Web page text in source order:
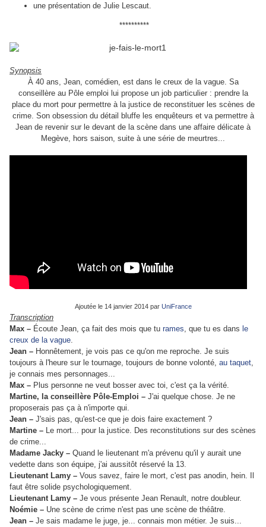
une présentation de Julie Lescaut.
**********
Synopsis
À 40 ans, Jean, comédien, est dans le creux de la vague. Sa
conseillère au Pôle emploi lui propose un job particulier : prendre la
place du mort pour permettre à la justice de reconstituer les scènes de
crime. Son obsession du détail bluffe les enquêteurs et va permettre à
Jean de revenir sur le devant de la scène dans une affaire délicate à
Megève, hors saison, suite à une série de meurtres...
Ajoutée le 14 janvier 2014 par UniFrance
Transcription
Max – Écoute Jean, ça fait des mois que tu rames, que tu es dans le
creux de la vague.
Jean – Honnêtement, je vois pas ce qu'on me reproche. Je suis
toujours à l'heure sur le tournage, toujours de bonne volonté, au taquet,
je connais mes personnages...
Max – Plus personne ne veut bosser avec toi, c'est ça la vérité.
Martine, la conseillère Pôle-Emploi – J'ai quelque chose. Je ne
proposerais pas ça à n'importe qui.
Jean – J'sais pas, qu'est-ce que je dois faire exactement ?
Martine – Le mort... pour la justice. Des reconstitutions sur des scènes
de crime...
Madame Jacky – Quand le lieutenant m'a prévenu qu'il y aurait une
vedette dans son équipe, j'ai aussitôt réservé la 13.
Lieutenant Lamy – Vous savez, faire le mort, c'est pas anodin, hein. Il
faut être solide psychologiquement.
Lieutenant Lamy – Je vous présente Jean Renault, notre doubleur.
Noémie – Une scène de crime n'est pas une scène de théâtre.
Jean – Je sais madame le juge, je... connais mon métier. Je suis...